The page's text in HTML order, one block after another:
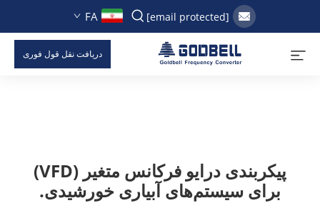
[email protected]
FA
دریافت نقل قول فوری
پیکربندی درایو فرکانس متغیر (VFD)
برای سیستم‌های آبیاری خورشیدی.